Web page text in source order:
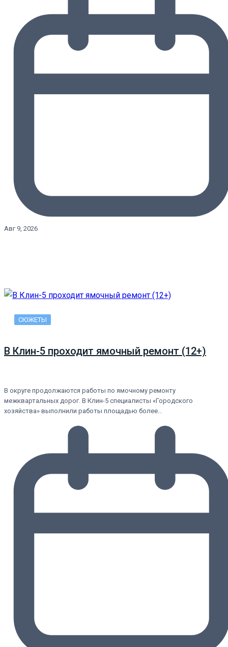
Авг 9, 2026
СЮЖЕТЫ
В Клин-5 проходит ямочный ремонт (12+)
В округе продолжаются работы по ямочному ремонту
межквартальных дорог. В Клин-5 специалисты «Городского
хозяйства» выполнили работы площадью более…